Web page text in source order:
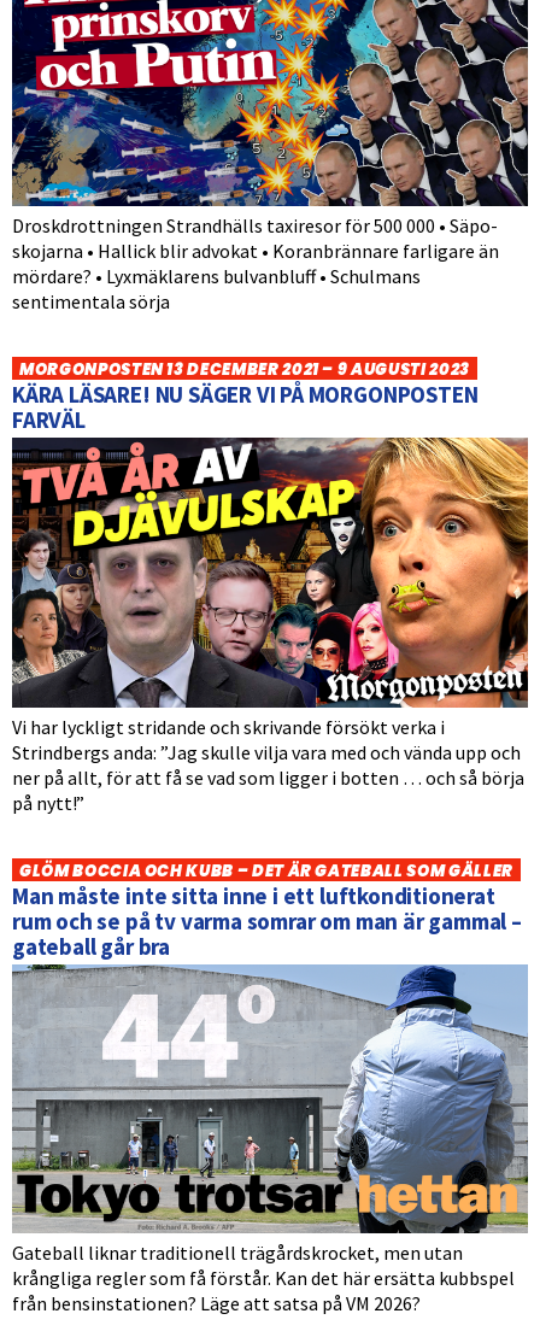
Droskdrottningen Strandhälls taxiresor för 500 000 • Säpo-
skojarna • Hallick blir advokat • Koranbrännare farligare än
mördare? • Lyxmäklarens bulvanbluff • Schulmans
sentimentala sörja
MORGONPOSTEN 13 DECEMBER 2021 – 9 AUGUSTI 2023
KÄRA LÄSARE! NU SÄGER VI PÅ MORGONPOSTEN
FARVÄL
Vi har lyckligt stridande och skrivande försökt verka i
Strindbergs anda: ”Jag skulle vilja vara med och vända upp och
ner på allt, för att få se vad som ligger i botten … och så börja
på nytt!”
GLÖM BOCCIA OCH KUBB – DET ÄR GATEBALL SOM GÄLLER
Man måste inte sitta inne i ett luftkonditionerat
rum och se på tv varma somrar om man är gammal –
gateball går bra
Gateball liknar traditionell trägårdskrocket, men utan
krångliga regler som få förstår. Kan det här ersätta kubbspel
från bensinstationen? Läge att satsa på VM 2026?